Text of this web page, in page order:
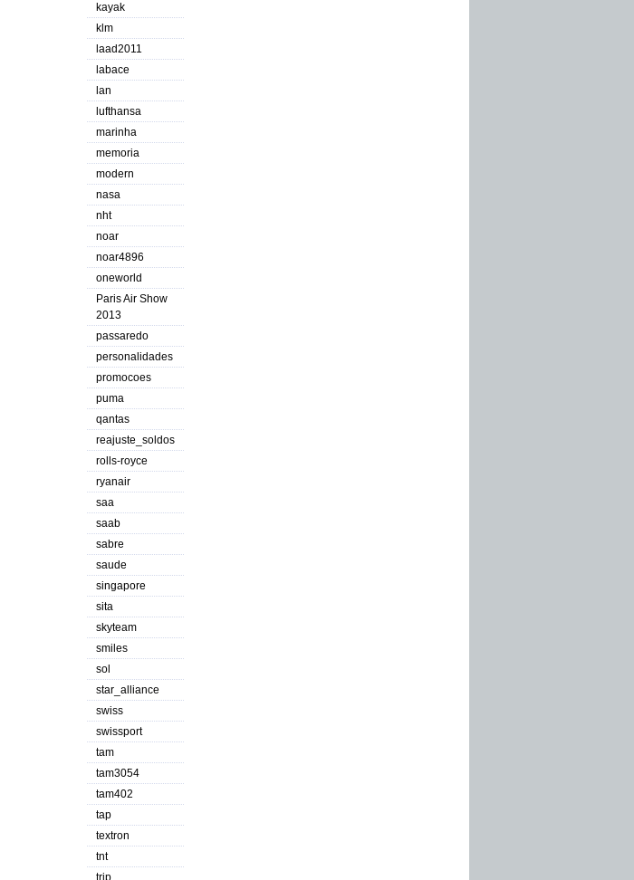
kayak
klm
laad2011
labace
lan
lufthansa
marinha
memoria
modern
nasa
nht
noar
noar4896
oneworld
Paris Air Show
2013
passaredo
personalidades
promocoes
puma
qantas
reajuste_soldos
rolls-royce
ryanair
saa
saab
sabre
saude
singapore
sita
skyteam
smiles
sol
star_alliance
swiss
swissport
tam
tam3054
tam402
tap
textron
tnt
trip